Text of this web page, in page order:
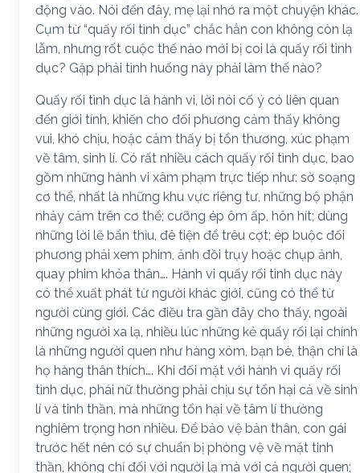
động vào. Nói đến đây, mẹ lại nhớ ra một chuyện khác.
Cụm từ “quấy rối tình dục” chắc hẳn con không còn lạ
lẫm, nhưng rốt cuộc thế nào mới bị coi là quấy rối tình
dục? Gặp phải tình huống này phải làm thế nào?
Quấy rối tình dục là hành vi, lời nói cố ý có liên quan
đến giới tính, khiến cho đối phương cảm thấy không
vui, khó chịu, hoặc cảm thấy bị tổn thương, xúc phạm
về tâm, sinh lí. Có rất nhiều cách quấy rối tình dục, bao
gồm những hành vi xâm phạm trực tiếp như: sờ soạng
cơ thể, nhất là những khu vực riêng tư, những bộ phận
nhảy cảm trên cơ thể; cưỡng ép ôm ấp, hôn hít; dùng
những lời lẽ bẩn thỉu, đê tiện để trêu cợt; ép buộc đối
phương phải xem phim, ảnh đồi trụy hoặc chụp ảnh,
quay phim khỏa thân…. Hành vi quấy rối tình dục này
có thể xuất phát từ người khác giới, cũng có thể từ
người cùng giới. Các điều tra gần đây cho thấy, ngoài
những người xa lạ, nhiều lúc những kẻ quấy rối lại chính
là những người quen như hàng xóm, bạn bè, thận chí là
họ hàng thân thích…. Khi đối mặt với hành vi quấy rối
tình dục, phái nữ thường phải chịu sự tổn hại cả về sinh
lí và tinh thần, mà những tổn hại về tâm lí thường
nghiêm trọng hơn nhiều. Để bảo vệ bản thân, con gái
trước hết nên có sự chuẩn bị phòng vệ về mặt tinh
thần, không chỉ đối với người lạ mà với cả người quen;